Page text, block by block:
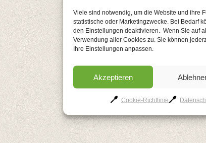
Viele sind notwendig, um die Website und ihre
statistische oder Marketingzwecke. Bei Bedarf
den Einstellungen deaktivieren. Wenn Sie auf
Verwendung aller Cookies zu. Sie können
Ihre Einstellungen anpassen.
Akzeptieren
Cookie-Richtlinie
AGB Kontakt Impressum